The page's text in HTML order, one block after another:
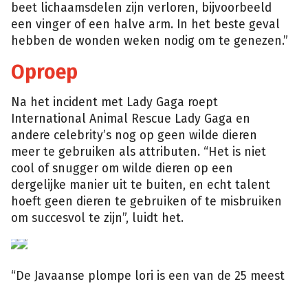
beet lichaamsdelen zijn verloren, bijvoorbeeld
een vinger of een halve arm. In het beste geval
hebben de wonden weken nodig om te genezen.”
Oproep
Na het incident met Lady Gaga roept
International Animal Rescue Lady Gaga en
andere celebrity’s nog op geen wilde dieren
meer te gebruiken als attributen. “Het is niet
cool of snugger om wilde dieren op een
dergelijke manier uit te buiten, en echt talent
hoeft geen dieren te gebruiken of te misbruiken
om succesvol te zijn”, luidt het.
gettygetty
“De Javaanse plompe lori is een van de 25 meest